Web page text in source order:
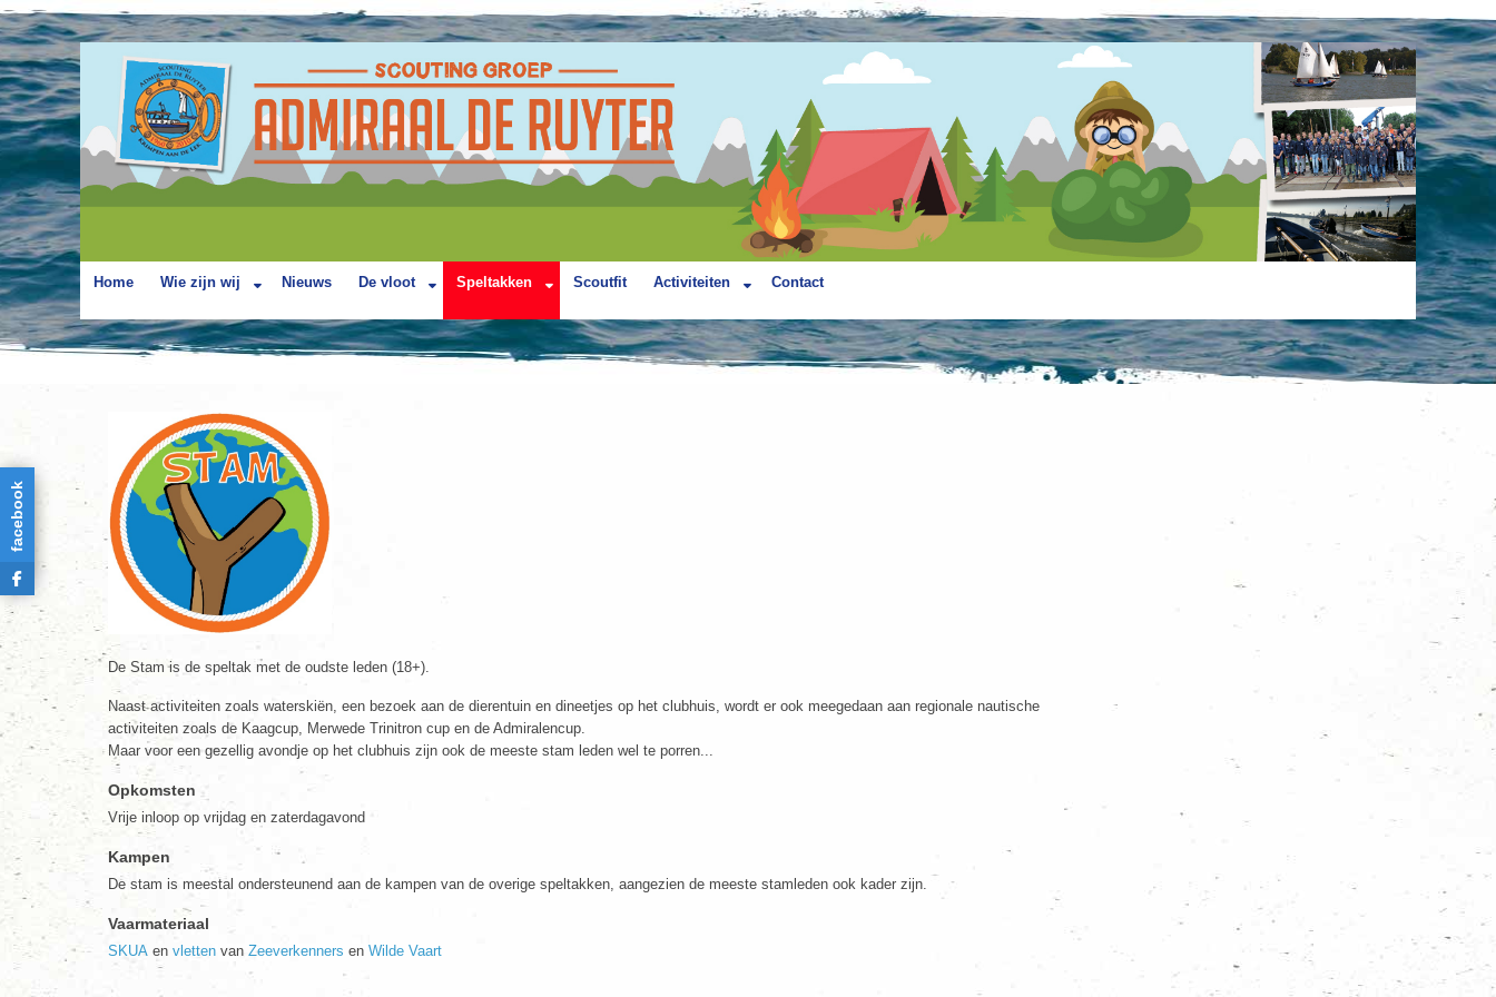
Home Wie zijn wij Nieuws De vloot Speltakken Scoutfit Activiteiten Contact
De Stam is de speltak met de oudste leden (18+).
Naast activiteiten zoals waterskiën, een bezoek aan de dierentuin en dineetjes op het clubhuis, wordt er ook meegedaan aan regionale nautische
activiteiten zoals de Kaagcup, Merwede Trinitron cup en de Admiralencup.
Maar voor een gezellig avondje op het clubhuis zijn ook de meeste stam leden wel te porren...
Opkomsten
Vrije inloop op vrijdag en zaterdagavond
Kampen
De stam is meestal ondersteunend aan de kampen van de overige speltakken, aangezien de meeste stamleden ook kader zijn.
Vaarmateriaal
SKUA en vletten van Zeeverkenners en Wilde Vaart
facebook